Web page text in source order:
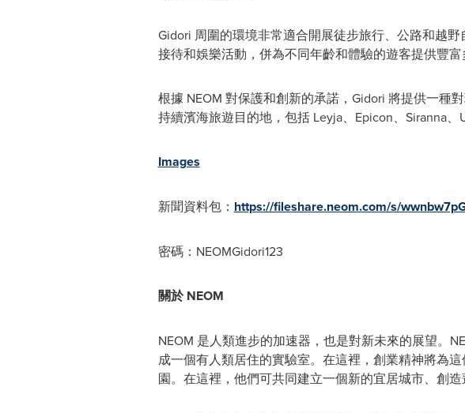
Gidori 周圍的環境非常適合開展徒步旅行、公路和越
接待和娛樂活動，併為不同年齡和體驗的遊客提供豐
根據 NEOM 對保護和創新的承諾，Gidori 將提供一種
持續濱海旅遊目的地，包括 Leyja、Epicon、Siranna、
Images
新聞資料包： https://fileshare.neom.com/s/
密碼：NEOMGidori123
關於NEOM
NEOM 是人類進步的加速器，也是對新未來的展望。
成一個有人類居住的實驗室。在這裡，創業精神將為
園。在這裡，他們可共同建立一個新的宜居城市、創造